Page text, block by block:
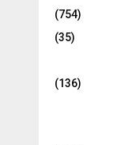
(754)
(35)
(136)